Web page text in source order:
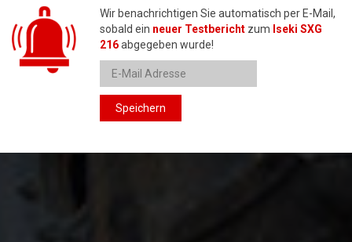
Wir benachrichtigen Sie automatisch per E-Mail,
sobald ein neuer Testbericht zum Iseki SXG
216abgegeben wurde!
Speichern